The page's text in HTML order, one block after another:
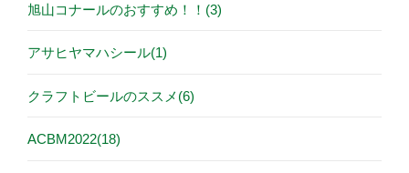
旭山コナールのおすすめ！！(3)
アサヒヤマハシール(1)
クラフトビールのススメ(6)
ACBM2022(18)